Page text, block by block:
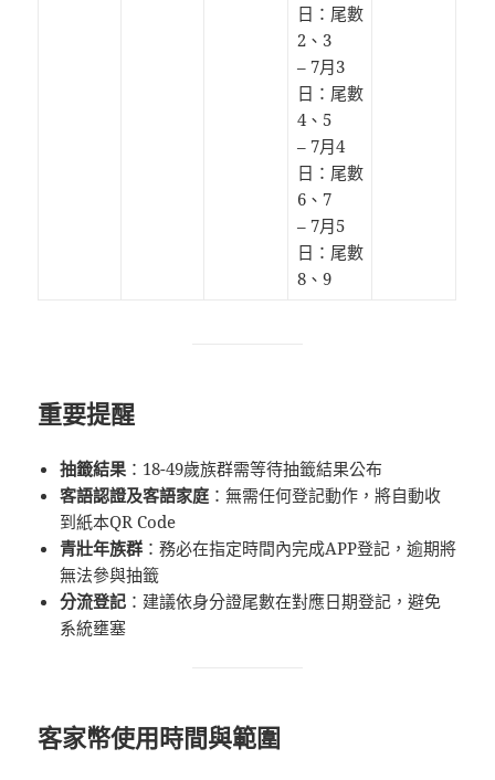
日：尾數
2、3
– 7月3
日：尾數
4、5
– 7月4
日：尾數
6、7
– 7月5
日：尾數
8、9
重要提醒
抽籤結果 ：18-49歲族群需等待抽籤結果公布
客語認證及客語家庭 ：無需任何登記動作，將自動收
到紙本QR Code
青壯年族群 ：務必在指定時間內完成APP登記，逾期將
無法參與抽籤
分流登記 ：建議依身分證尾數在對應日期登記，避免
系統壅塞
客家幣使用時間與範圍